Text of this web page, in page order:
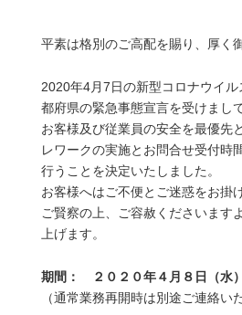
平素は格別のご高配を賜り、厚く
2020年4月7日の新型コロナウイ
都府県の緊急事態宣言を受けまして
お客様及び従業員の安全を最優先
レワークの実施とお問合せ受付時
行うことを決定いたしました。
お客様へはご不便とご迷惑をお掛
ご賢察の上、ご容赦くださいます
上げます。
期間： ２０２０年４月８日（水
（通常業務再開時は別途ご連絡い